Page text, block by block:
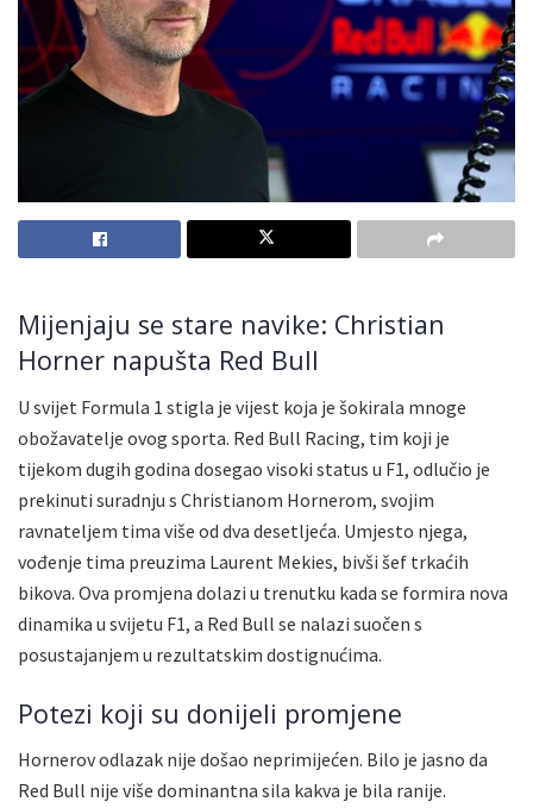
Mijenjaju se stare navike: Christian
Horner napušta Red Bull
U svijet Formula 1 stigla je vijest koja je šokirala mnoge
obožavatelje ovog sporta. Red Bull Racing, tim koji je
tijekom dugih godina dosegao visoki status u F1, odlučio je
prekinuti suradnju s Christianom Hornerom, svojim
ravnateljem tima više od dva desetljeća. Umjesto njega,
vođenje tima preuzima Laurent Mekies, bivši šef trkaćih
bikova. Ova promjena dolazi u trenutku kada se formira nova
dinamika u svijetu F1, a Red Bull se nalazi suočen s
posustajanjem u rezultatskim dostignućima.
Potezi koji su donijeli promjene
Hornerov odlazak nije došao neprimijećen. Bilo je jasno da
Red Bull nije više dominantna sila kakva je bila ranije.